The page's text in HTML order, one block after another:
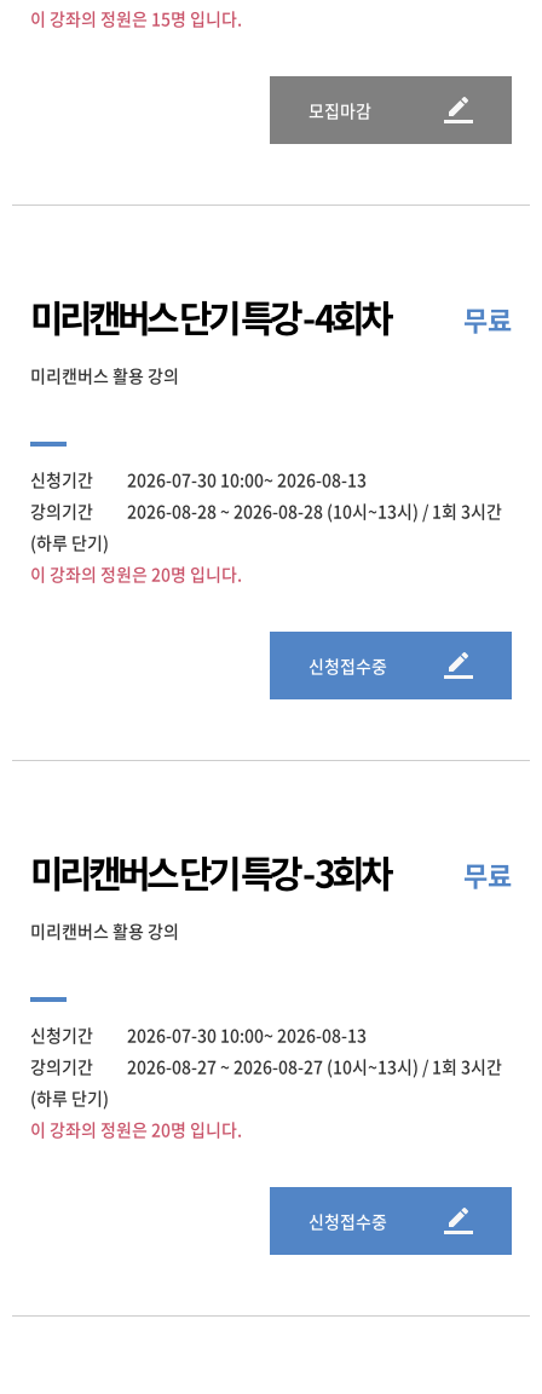
이 강좌의 정원은 15명 입니다.
모집마감
미리캔버스 단기 특강 - 4회차 무료
미리캔버스 활용 강의
신청기간 2026-07-30 10:00~ 2026-08-13
강의기간 2026-08-28 ~ 2026-08-28 (10시~13시) / 1회 3시간
(하루 단기)
이 강좌의 정원은 20명 입니다.
신청접수중
미리캔버스 단기 특강 - 3회차 무료
미리캔버스 활용 강의
신청기간 2026-07-30 10:00~ 2026-08-13
강의기간 2026-08-27 ~ 2026-08-27 (10시~13시) / 1회 3시간
(하루 단기)
이 강좌의 정원은 20명 입니다.
신청접수중